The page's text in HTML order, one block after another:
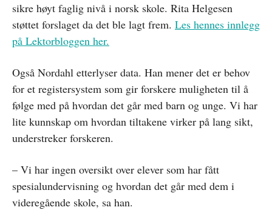
sikre høyt faglig nivå i norsk skole. Rita Helgesen
støttet forslaget da det ble lagt frem. Les hennes innlegg
på Lektorbloggen her.
Også Nordahl etterlyser data. Han mener det er behov
for et registersystem som gir forskere muligheten til å
følge med på hvordan det går med barn og unge. Vi har
lite kunnskap om hvordan tiltakene virker på lang sikt,
understreker forskeren.
– Vi har ingen oversikt over elever som har fått
spesialundervisning og hvordan det går med dem i
videregående skole, sa han.